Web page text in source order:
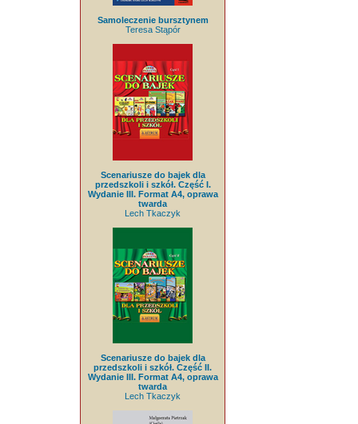
Samoleczenie bursztynem
Teresa Stąpór
Scenariusze do bajek dla
przedszkoli i szkół. Część I.
Wydanie III. Format A4, oprawa
twarda
Lech Tkaczyk
Scenariusze do bajek dla
przedszkoli i szkół. Część II.
Wydanie III. Format A4, oprawa
twarda
Lech Tkaczyk